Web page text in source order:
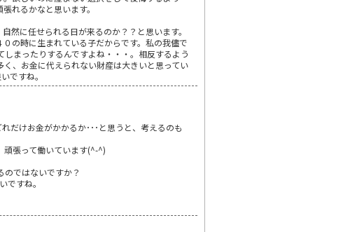
れるかなと思います。
然に任せられる日が来るのか？？と思います。
の時に生まれている子だからです。私の我儘で
まったりするんですよね・・・。相反するよう
、お金に代えられない財産は大きいと思ってい
ですね。
だけお金がかかるか･･･と思うと、考えるのも
頑張って働いています(^-^)
ではないですか？
ですね。